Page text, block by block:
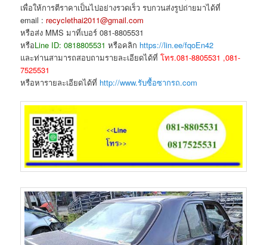
เพื่อให้การตีราคาเป็นไปอย่างรวดเร็ว รบกวนส่งรูปถ่ายมาได้ที่
email : recyclethai2011@gmail.com
หรือส่ง MMS มาที่เบอร์ 081-8805531
หรือLine ID: 0818805531หรือคลิก https://lin.ee/fqoEn42
และท่านสามารถสอบถามรายละเอียดได้ที่โทร.081-8805531 ,081-
7525531
หรือหารายละเอียดได้ที่ http://www.รับซื้อซากรถ.com